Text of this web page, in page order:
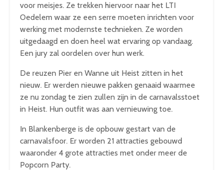
voor meisjes. Ze trekken hiervoor naar het LTI
Oedelem waar ze een serre moeten inrichten voor
werking met modernste technieken. Ze worden
uitgedaagd en doen heel wat ervaring op vandaag.
Een jury zal oordelen over hun werk.
De reuzen Pier en Wanne uit Heist zitten in het
nieuw. Er werden nieuwe pakken genaaid waarmee
ze nu zondag te zien zullen zijn in de carnavalsstoet
in Heist. Hun outfit was aan vernieuwing toe.
In Blankenberge is de opbouw gestart van de
carnavalsfoor. Er worden 21 attracties gebouwd
waaronder 4 grote attracties met onder meer de
Popcorn Party.